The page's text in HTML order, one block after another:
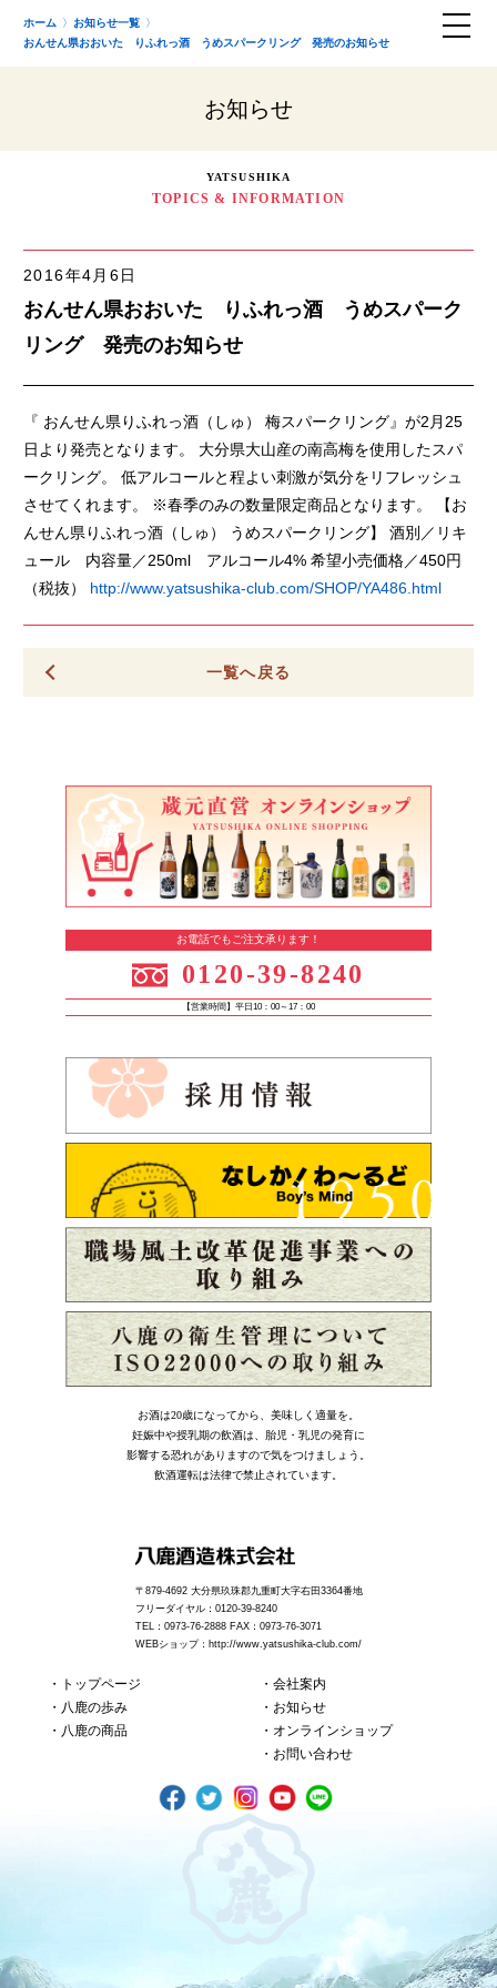
ホーム
お知らせ一覧
おんせん県おおいた りふれっ酒 うめスパークリング 発売のお知らせ
お知らせ
YATSUSHIKA
TOPICS & INFORMATION
2016年4月6日
おんせん県おおいた りふれっ酒 うめスパーク
リング 発売のお知らせ
『 おんせん県りふれっ酒（しゅ） 梅スパークリング』が2月25
日より発売となります。 大分県大山産の南高梅を使用したスパ
ークリング。 低アルコールと程よい刺激が気分をリフレッシュ
させてくれます。 ※春季のみの数量限定商品となります。 【お
んせん県りふれっ酒（しゅ） うめスパークリング】 酒別／リキ
ュール 内容量／250ml アルコール4% 希望小売価格／450円
（税抜） http://www.yatsushika-club.com/SHOP/YA486.html
一覧へ戻る
お電話でもご注文承ります！
0120-39-8240
【営業時間】平日10：00～17：00
お酒は20歳になってから、美味しく適量を。
妊娠中や授乳期の飲酒は、胎児・乳児の発育に
影響する恐れがありますので気をつけましょう。
飲酒運転は法律で禁止されています。
〒879-4692 大分県玖珠郡九重町大字右田3364番地
フリーダイヤル：0120-39-8240
TEL：0973-76-2888 FAX：0973-76-3071
WEBショップ： http://www.yatsushika-club.com/
トップページ
八鹿の歩み
八鹿の商品
会社案内
お知らせ
オンラインショップ
お問い合わせ